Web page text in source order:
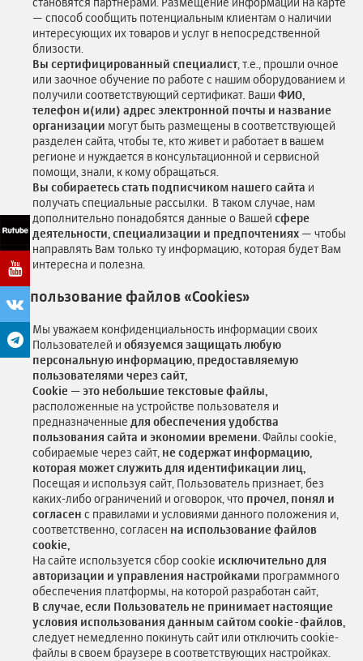
— способ сообщить потенциальным клиентам о наличии
интересующих их товаров и услуг в непосредственной
близости.
Вы сертифицированный специалист, т.е., прошли очное
или заочное обучение по работе с нашим оборудованием и
получили соответствующий сертификат. Ваши ФИО,
телефон и(или) адрес электронной почты и название
организации могут быть размещены в соответствующей
разделен сайта, чтобы те, кто живет и работает в вашем
регионе и нуждается в консультационной и сервисной
помощи, знали, к кому обращаться.
Вы собираетесь стать подписчиком нашего сайта и
получать специальные рассылки. В таком случае, нам
дополнительно понадобятся данные о Вашей сфере
деятельности, специализации и предпочтениях — чтобы
направлять Вам только ту информацию, которая будет Вам
интересна и полезна.
Использование файлов «Cookies»
Мы уважаем конфиденциальность информации своих
Пользователей и обязуемся защищать любую
персональную информацию, предоставляемую
пользователями через сайт,
Cookie — это небольшие текстовые файлы,
расположенные на устройстве пользователя и
предназначенные для обеспечения удобства
пользования сайта и экономии времени. Файлы cookie,
собираемые через сайт, не содержат информацию,
которая может служить для идентификации лиц,
Посещая и используя сайт, Пользователь признает, без
каких-либо ограничений и оговорок, что прочел, понял и
согласен с правилами и условиями данного положения и,
соответственно, согласен на использование файлов
cookie,
На сайте используется сбор cookie исключительно для
авторизации и управления настройками программного
обеспечения платформы, на которой разработан сайт,
В случае, если Пользователь не принимает настоящие
условия использования данным сайтом cookie-файлов,
следует немедленно покинуть сайт или отключить cookie-
файлы в своем браузере в соответствующих настройках.